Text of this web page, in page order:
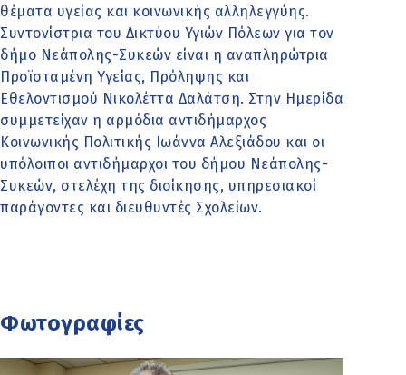
θέματα υγείας και κοινωνικής αλληλεγγύης.
Συντονίστρια του Δικτύου Υγιών Πόλεων για τον
δήμο Νεάπολης-Συκεών είναι η αναπληρώτρια
Προϊσταμένη Υγείας, Πρόληψης και
Εθελοντισμού Νικολέττα Δαλάτση. Στην Ημερίδα
συμμετείχαν η αρμόδια αντιδήμαρχος
Κοινωνικής Πολιτικής Ιωάννα Αλεξιάδου και οι
υπόλοιποι αντιδήμαρχοι του δήμου Νεάπολης-
Συκεών, στελέχη της διοίκησης, υπηρεσιακοί
παράγοντες και διευθυντές Σχολείων.
Φωτογραφίες